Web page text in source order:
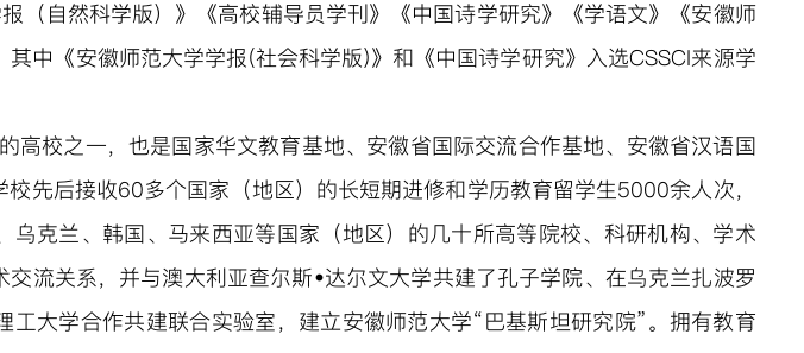
报（自然科学版）》《高校辅导员学刊》《中国诗学研究》《学语文》《安徽师
其中 《安徽师范大学学报(社会科学版)》 和《中国诗学研究》入选CSSCI来源学
高校之一，也是国家华文教育基地、安徽省国际交流合作基地、安徽省汉语国
先后接收60多个国家（地区）的长短期进修和学历教育留学生5000余人次，
乌克兰、韩国、马来西亚等国家（地区）的几十所高等院校、科研机构、学术
流关系，并与澳大利亚查尔斯•达尔文大学共建了孔子学院、在乌克兰扎波罗
工大学合作共建联合实验室， 建立安徽师范大学“巴基斯坦研究院”。拥有教育